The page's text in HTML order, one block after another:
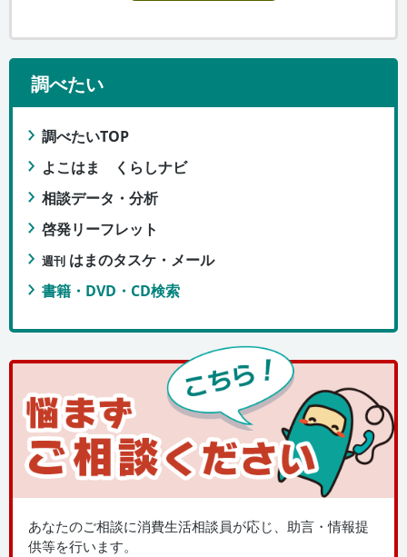
調べたい
調べたいTOP
よこはま くらしナビ
相談データ・分析
啓発リーフレット
週刊 はまのタスケ・メール
書籍・DVD・CD検索
あなたのご相談に消費生活相談員が応じ、助言・情報提
供等を行います。